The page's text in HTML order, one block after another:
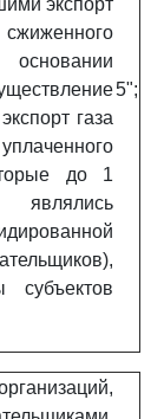
экспорт
газа
до 1
5";